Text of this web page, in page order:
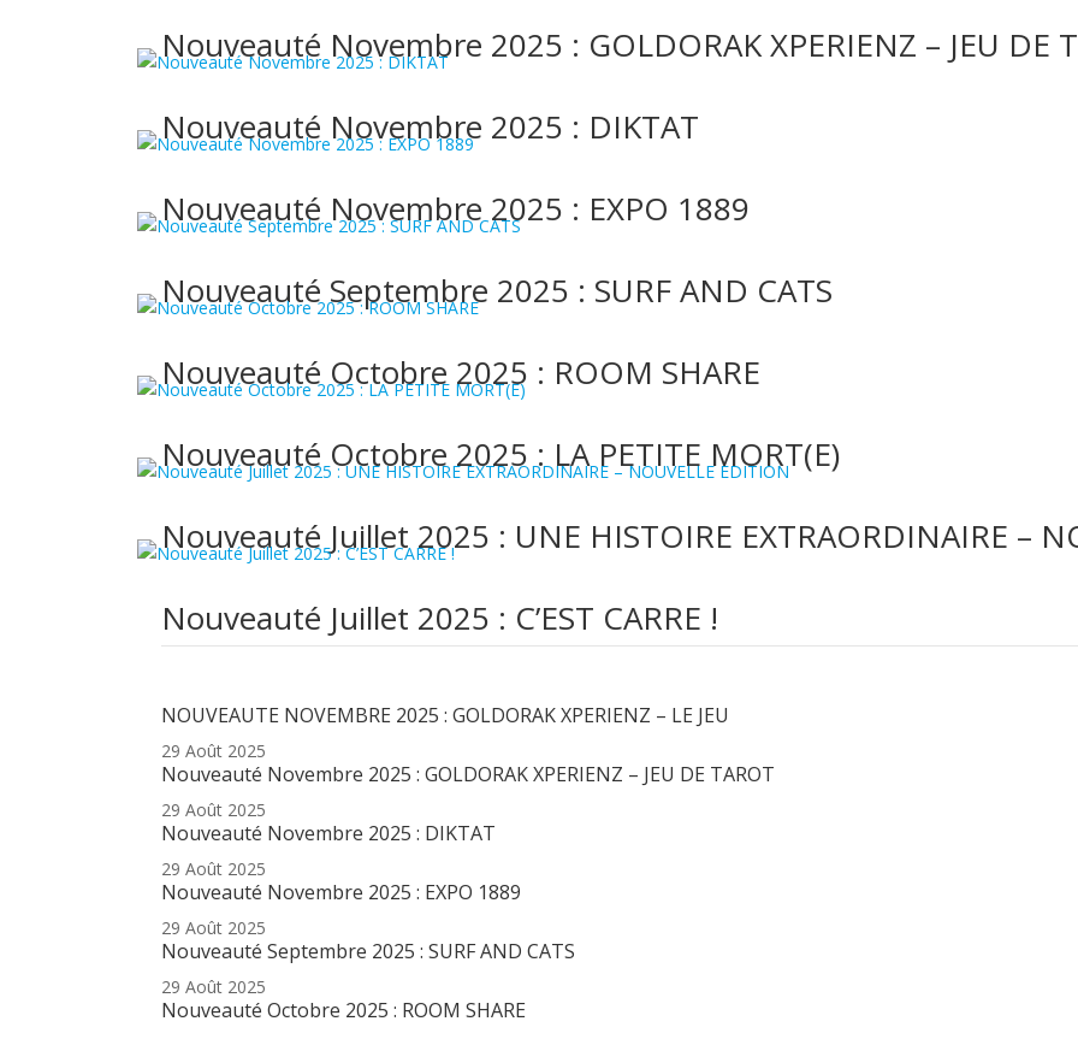
Nouveauté Novembre 2025 : GOLDORAK XPERIENZ – JEU DE
Nouveauté Novembre 2025 : DIKTAT
Nouveauté Novembre 2025 : EXPO 1889
Nouveauté Septembre 2025 : SURF AND CATS
Nouveauté Octobre 2025 : ROOM SHARE
Nouveauté Octobre 2025 : LA PETITE MORT(E)
Nouveauté Juillet 2025 : UNE HISTOIRE EXTRAORDINAIRE –
Nouveauté Juillet 2025 : C’EST CARRE !
NOUVEAUTE NOVEMBRE 2025 : GOLDORAK XPERIENZ – LE JEU
29 Août 2025
Nouveauté Novembre 2025 : GOLDORAK XPERIENZ – JEU DE TAROT
29 Août 2025
Nouveauté Novembre 2025 : DIKTAT
29 Août 2025
Nouveauté Novembre 2025 : EXPO 1889
29 Août 2025
Nouveauté Septembre 2025 : SURF AND CATS
29 Août 2025
Nouveauté Octobre 2025 : ROOM SHARE